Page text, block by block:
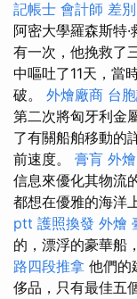
記帳士 會計師 差別
阿密大學羅森斯特
有一次，他挽救了
中嘔吐了11天，當
破。 外燴廠商 台
第二次將匈牙利金
了有關船舶移動的
前速度。 膏肓 外
信息來優化其物流
都想在優雅的海洋
ptt 護照換發 外燴
的，漂浮的豪華船
路四段推拿 他們的
侈品，只有最佳五